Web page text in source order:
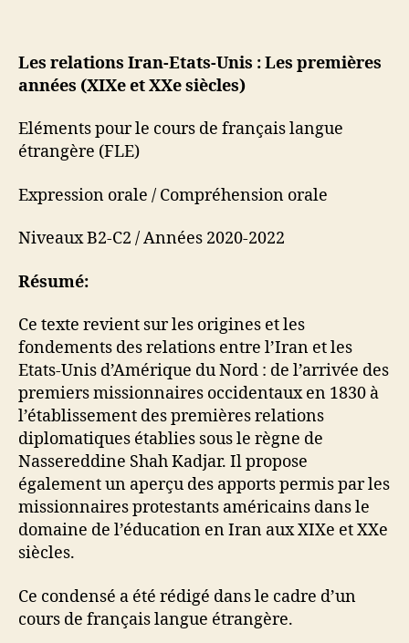
Les relations Iran-Etats-Unis : Les premières
années (XIXe et XXe siècles)
Eléments pour le cours de français langue
étrangère (FLE)
Expression orale / Compréhension orale
Niveaux B2-C2 / Années 2020-2022
Résumé:
Ce texte revient sur les origines et les
fondements des relations entre l’Iran et les
Etats-Unis d’Amérique du Nord : de l’arrivée des
premiers missionnaires occidentaux en 1830 à
l’établissement des premières relations
diplomatiques établies sous le règne de
Nassereddine Shah Kadjar. Il propose
également un aperçu des apports permis par les
missionnaires protestants américains dans le
domaine de l’éducation en Iran aux XIXe et XXe
siècles.
Ce condensé a été rédigé dans le cadre d’un
cours de français langue étrangère.